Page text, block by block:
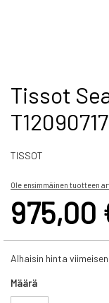
Skip
to
the
beginning
the
gallery
Tissot
TISSOT
Ole ensimmäinen tuotteen
975,00
Alhaisin hinta
Määrä